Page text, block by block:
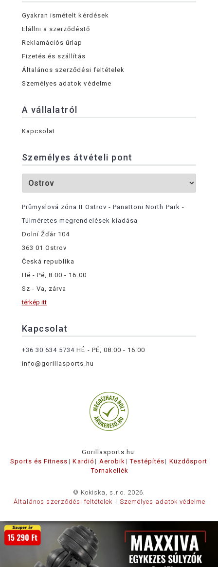
Gyakran ismételt kérdések
Elállni a szerződéstő
Reklamációs űrlap
Fizetés és szállítás
Általános szerződési feltételek
Személyes adatok védelme
A vállalatról
Kapcsolat
Személyes átvételi pont
Průmyslová zóna II Ostrov - Panattoni North Park -
Túlméretes megrendelések kiadása
Dolní Žďár 104
363 01 Ostrov
Česká republika
Hé - Pé, 8:00 - 16:00
Sz - Va, zárva
térkép itt
Kapcsolat
+36 30 634 5734 HÉ - PÉ, 08:00 - 16:00
info@gorillasports.hu
Gorillasports.hu:
Sports és Fitness
Kardió Aerobik Testépítés
Küzdősport
Tornakellék
© Kokiska, s.r.o. 2026.
Általános szerződési feltételek
Személyes adatok védelme